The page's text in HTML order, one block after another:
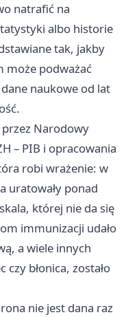
natrafić na
albo historie
tak, jakby
może podważać
naukowe od lat
przez Narodowy
– PIB i opracowania
robi wrażenie: w
uratowały ponad
której nie da się
immunizacji udało
a wiele innych
błonica, zostało
nie jest dana raz